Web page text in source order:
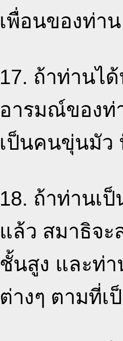
เพื่อนของท่า
17. ถ้าท่านไ
อารมณ์ของท่
เป็นคนขุ่นมั
18. ถ้าท่านเ
แล้ว สมาธิจะ
ชั้นสูง และท่า
ต่างๆ ตามที่เ